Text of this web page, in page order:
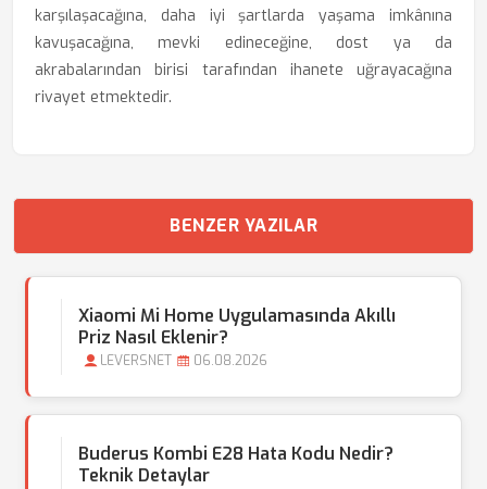
karşılaşacağına, daha iyi şartlarda yaşama imkânına
kavuşacağına, mevki edineceğine, dost ya da
akrabalarından birisi tarafından ihanete uğrayacağına
rivayet etmektedir.
BENZER YAZILAR
Xiaomi Mi Home Uygulamasında Akıllı
Priz Nasıl Eklenir?
LEVERSNET 06.08.2026
Buderus Kombi E28 Hata Kodu Nedir?
Teknik Detaylar